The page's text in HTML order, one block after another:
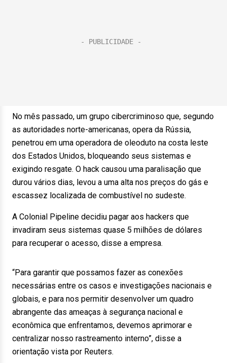
No mês passado, um grupo cibercriminoso que, segundo
as autoridades norte-americanas, opera da Rússia,
penetrou em uma operadora de oleoduto na costa leste
dos Estados Unidos, bloqueando seus sistemas e
exigindo resgate. O hack causou uma paralisação que
durou vários dias, levou a uma alta nos preços do gás e
escassez localizada de combustível no sudeste.
A Colonial Pipeline decidiu pagar aos hackers que
invadiram seus sistemas quase 5 milhões de dólares
para recuperar o acesso, disse a empresa.
“Para garantir que possamos fazer as conexões
necessárias entre os casos e investigações nacionais e
globais, e para nos permitir desenvolver um quadro
abrangente das ameaças à segurança nacional e
econômica que enfrentamos, devemos aprimorar e
centralizar nosso rastreamento interno”, disse a
orientação vista por Reuters.